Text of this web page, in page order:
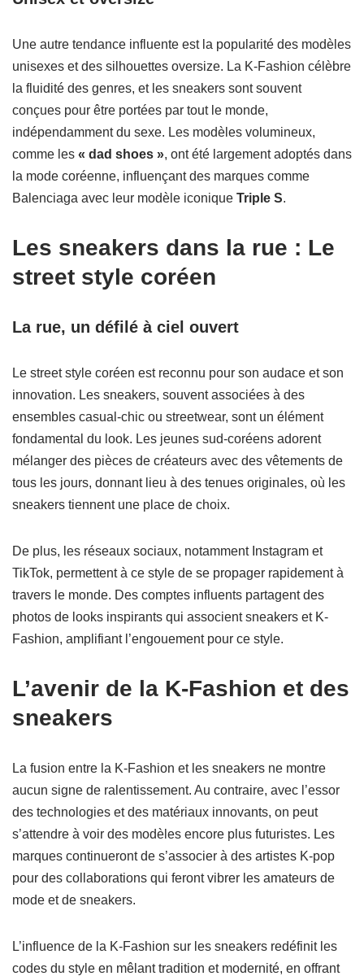
Une autre tendance influente est la popularité des modèles
unisexes et des silhouettes oversize. La K-Fashion célèbre
la fluidité des genres, et les sneakers sont souvent
conçues pour être portées par tout le monde,
indépendamment du sexe. Les modèles volumineux,
comme les « dad shoes », ont été largement adoptés dans
la mode coréenne, influençant des marques comme
Balenciaga avec leur modèle iconique Triple S.
Les sneakers dans la rue : Le
street style coréen
La rue, un défilé à ciel ouvert
Le street style coréen est reconnu pour son audace et son
innovation. Les sneakers, souvent associées à des
ensembles casual-chic ou streetwear, sont un élément
fondamental du look. Les jeunes sud-coréens adorent
mélanger des pièces de créateurs avec des vêtements de
tous les jours, donnant lieu à des tenues originales, où les
sneakers tiennent une place de choix.
De plus, les réseaux sociaux, notamment Instagram et
TikTok, permettent à ce style de se propager rapidement à
travers le monde. Des comptes influents partagent des
photos de looks inspirants qui associent sneakers et K-
Fashion, amplifiant l’engouement pour ce style.
L’avenir de la K-Fashion et des
sneakers
La fusion entre la K-Fashion et les sneakers ne montre
aucun signe de ralentissement. Au contraire, avec l’essor
des technologies et des matériaux innovants, on peut
s’attendre à voir des modèles encore plus futuristes. Les
marques continueront de s’associer à des artistes K-pop
pour des collaborations qui feront vibrer les amateurs de
mode et de sneakers.
L’influence de la K-Fashion sur les sneakers redéfinit les
codes du style en mêlant tradition et modernité, en offrant